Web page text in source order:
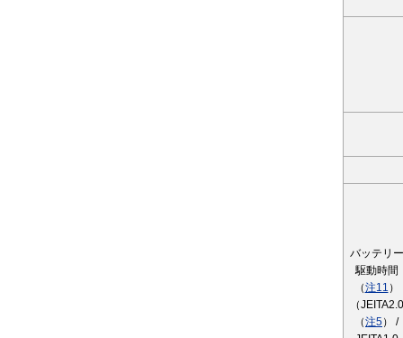
バッテリー
駆動時間
（注11 ）
（JEITA2.0
（注5） /